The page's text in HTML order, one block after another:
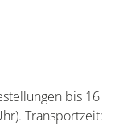
bis 16
Transportzeit: